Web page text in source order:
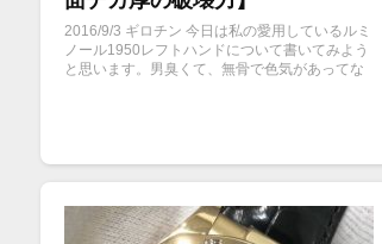
2016/9/3 ギロチン 今日は私の愛用しているルミ
ノール1950レフトハンドについて書いてみよう
と思います。男臭くて、無骨で色気があってな